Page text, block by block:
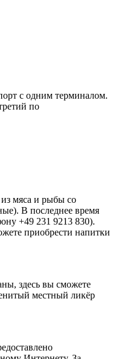
с одним терминалом.
по
мяса и рыбы со
В последнее время
+49 231 9213 830).
приобрести напитки
здесь вы сможете
местный ликёр